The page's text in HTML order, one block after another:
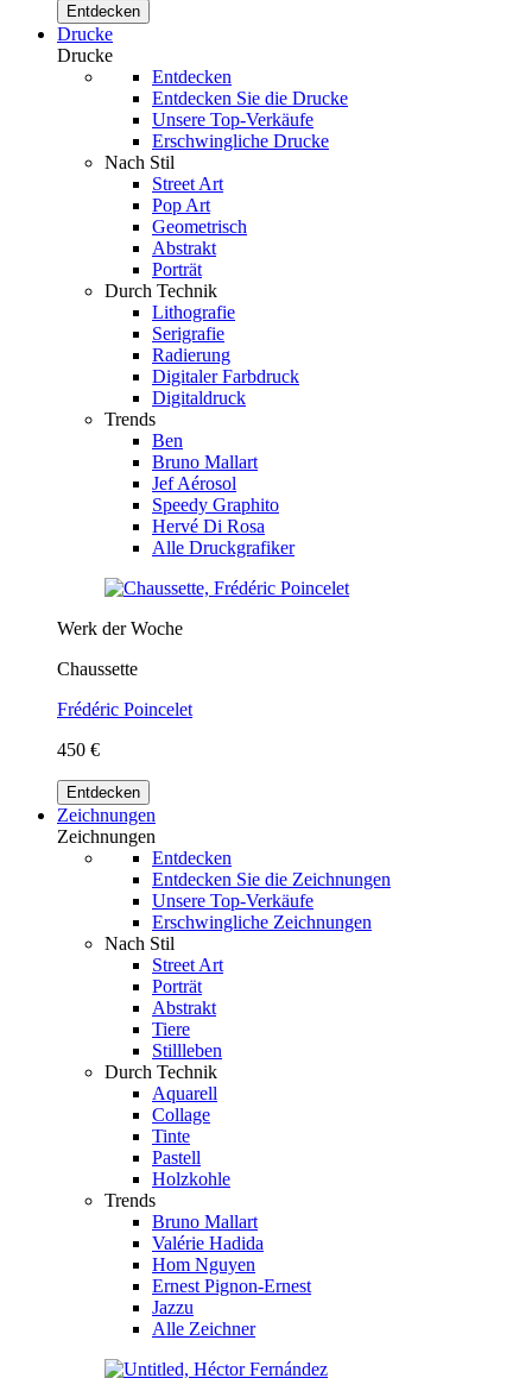
Entdecken
Drucke
Drucke
Entdecken
Entdecken Sie die Drucke
Unsere Top-Verkäufe
Erschwingliche Drucke
Nach Stil
Street Art
Pop Art
Geometrisch
Abstrakt
Porträt
Durch Technik
Lithografie
Serigrafie
Radierung
Digitaler Farbdruck
Digitaldruck
Trends
Ben
Bruno Mallart
Jef Aérosol
Speedy Graphito
Hervé Di Rosa
Alle Druckgrafiker
Werk der Woche
Chaussette
Frédéric Poincelet
450 €
Entdecken
Zeichnungen
Zeichnungen
Entdecken
Entdecken Sie die Zeichnungen
Unsere Top-Verkäufe
Erschwingliche Zeichnungen
Nach Stil
Street Art
Porträt
Abstrakt
Tiere
Stillleben
Durch Technik
Aquarell
Collage
Tinte
Pastell
Holzkohle
Trends
Bruno Mallart
Valérie Hadida
Hom Nguyen
Ernest Pignon-Ernest
Jazzu
Alle Zeichner